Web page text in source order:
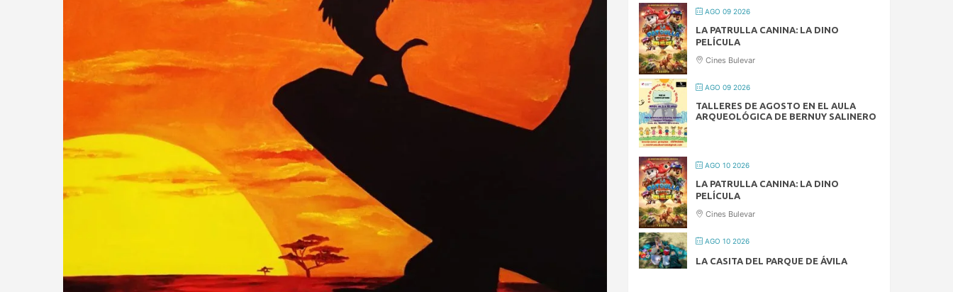
AGO 09 2026
LA PATRULLA CANINA: LA DINO
PELÍCULA
Cines Bulevar
AGO 09 2026
TALLERES DE AGOSTO EN EL AULA
ARQUEOLÓGICA DE BERNUY SALINERO
AGO 10 2026
LA PATRULLA CANINA: LA DINO
PELÍCULA
Cines Bulevar
AGO 10 2026
LA CASITA DEL PARQUE DE ÁVILA